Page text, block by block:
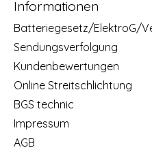
Informationen
Batteriegesetz/ElektroG/
Sendungsverfolgung
Kundenbewertungen
Online Streitschlichtung
BGS technic
Impressum
AGB